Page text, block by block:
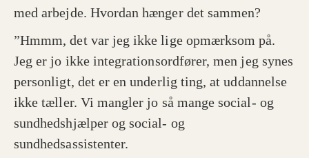
med arbejde. Hvordan hænger det sammen?
”Hmmm, det var jeg ikke lige opmærksom på.
Jeg er jo ikke integrationsordfører, men jeg synes
personligt, det er en underlig ting, at uddannelse
ikke tæller. Vi mangler jo så mange social- og
sundhedshjælper og social- og
sundhedsassistenter.